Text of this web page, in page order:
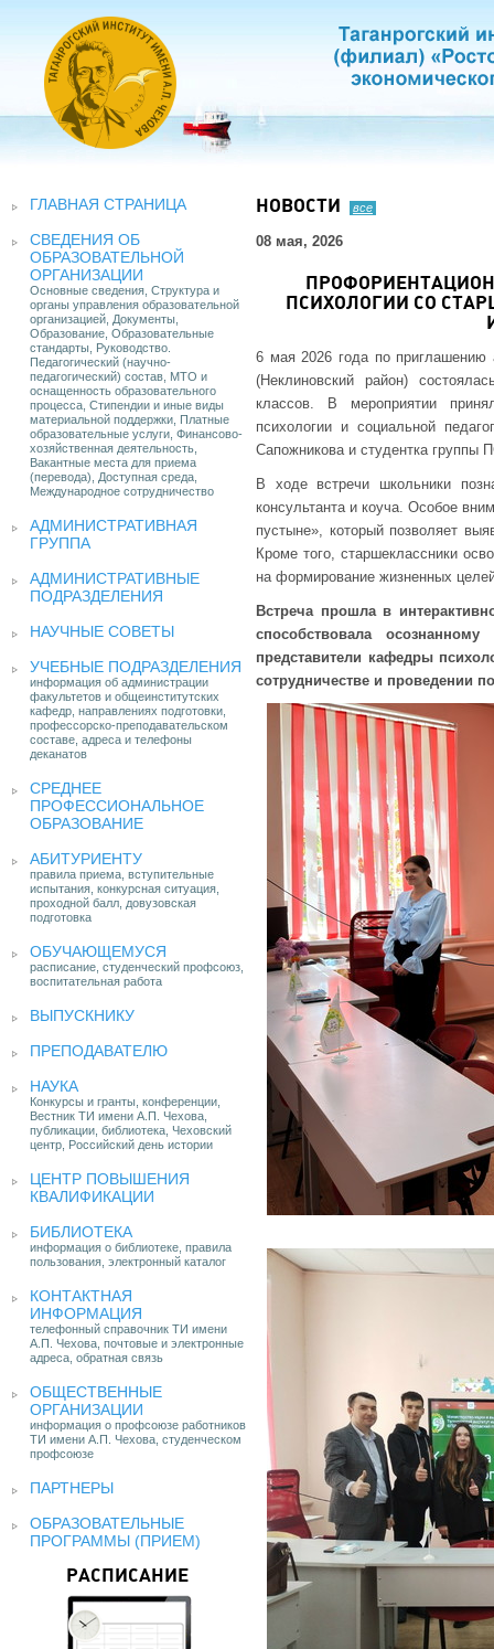
ГЛАВНАЯ СТРАНИЦА
СВЕДЕНИЯ ОБ
ОБРАЗОВАТЕЛЬНОЙ
ОРГАНИЗАЦИИ
Основные сведения, Структура и
органы управления образовательной
организацией, Документы,
Образование, Образовательные
стандарты, Руководство.
Педагогический (научно-
педагогический) состав, МТО и
оснащенность образовательного
процесса, Стипендии и иные виды
материальной поддержки, Платные
образовательные услуги, Финансово-
хозяйственная деятельность,
Вакантные места для приема
(перевода), Доступная среда,
Международное сотрудничество
АДМИНИСТРАТИВНАЯ
ГРУППА
АДМИНИСТРАТИВНЫЕ
ПОДРАЗДЕЛЕНИЯ
НАУЧНЫЕ СОВЕТЫ
УЧЕБНЫЕ ПОДРАЗДЕЛЕНИЯ
информация об администрации
факультетов и общеинститутских
кафедр, направлениях подготовки,
профессорско-преподавательском
составе, адреса и телефоны
деканатов
СРЕДНЕЕ
ПРОФЕССИОНАЛЬНОЕ
ОБРАЗОВАНИЕ
АБИТУРИЕНТУ
правила приема, вступительные
испытания, конкурсная ситуация,
проходной балл, довузовская
подготовка
ОБУЧАЮЩЕМУСЯ
расписание, студенческий профсоюз,
воспитательная работа
ВЫПУСКНИКУ
ПРЕПОДАВАТЕЛЮ
НАУКА
Конкурсы и гранты, конференции,
Вестник ТИ имени А.П. Чехова,
публикации, библиотека, Чеховский
центр, Российский день истории
ЦЕНТР ПОВЫШЕНИЯ
КВАЛИФИКАЦИИ
БИБЛИОТЕКА
информация о библиотеке, правила
пользования, электронный каталог
КОНТАКТНАЯ
ИНФОРМАЦИЯ
телефонный справочник ТИ имени
А.П. Чехова, почтовые и электронные
адреса, обратная связь
ОБЩЕСТВЕННЫЕ
ОРГАНИЗАЦИИ
информация о профсоюзе работников
ТИ имени А.П. Чехова, студенческом
профсоюзе
ПАРТНЕРЫ
ОБРАЗОВАТЕЛЬНЫЕ
ПРОГРАММЫ (ПРИЕМ)
РАСПИСАНИЕ
НОВОСТИ все
08 мая, 2026
ПСИХОЛОГИИ СО
6 мая 2026 года по
(Неклиновский район)
классов. В мероприятии
психологии и социальной
Сапожникова и студентка группы
В ходе встречи школьники
консультанта и коуча. Особое
пустыне», который позволяет
Кроме того, старшеклассники
на формирование жизненных
Встреча прошла в
способствовала
представители кафедры
сотрудничестве и проведении